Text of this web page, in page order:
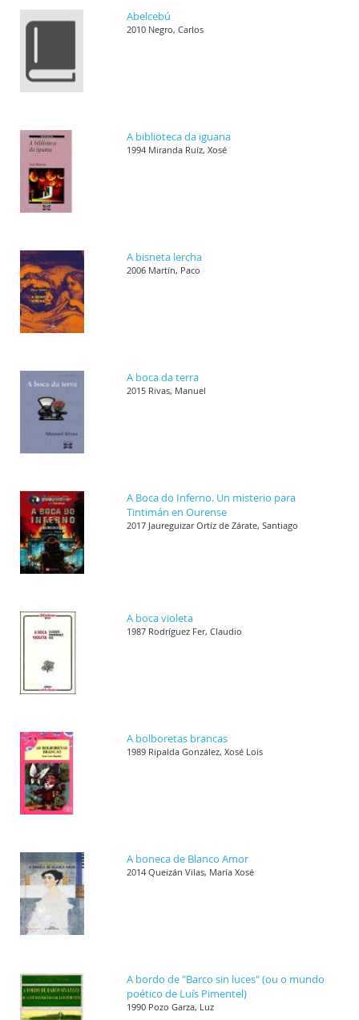
Abelcebú
2010 Negro, Carlos
A biblioteca da iguana
1994 Miranda Ruíz, Xosé
A bisneta lercha
2006 Martín, Paco
A boca da terra
2015 Rivas, Manuel
A Boca do Inferno. Un misterio para
Tintimán en Ourense
2017 Jaureguizar Ortíz de Zárate, Santiago
A boca violeta
1987 Rodríguez Fer, Claudio
A bolboretas brancas
1989 Ripalda González, Xosé Lois
A boneca de Blanco Amor
2014 Queizán Vilas, María Xosé
A bordo de "Barco sin luces" (ou o mundo
poético de Luís Pimentel)
1990 Pozo Garza, Luz